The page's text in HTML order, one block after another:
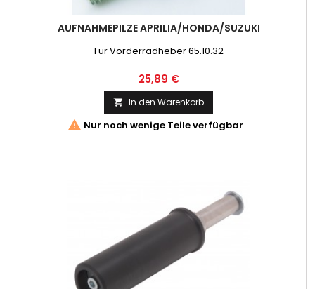
AUFNAHMEPILZE APRILIA/HONDA/SUZUKI
Für Vorderradheber 65.10.32
Preis
25,89 €
 In den Warenkorb
 Nur noch wenige Teile verfügbar